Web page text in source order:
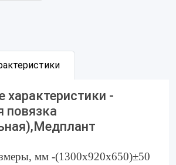
характеристики -
повязка
мм -(1300х920х650)±50